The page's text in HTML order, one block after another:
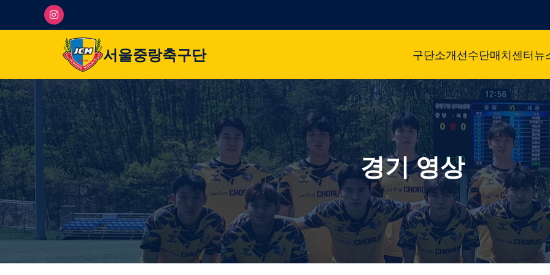
서울중랑축구단 구단소개선수단매치센터뉴
경기 영상